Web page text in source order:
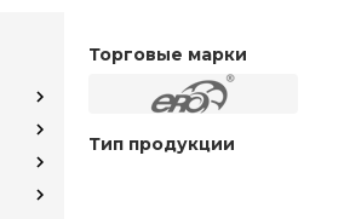
Торговые марки
Тип продукции